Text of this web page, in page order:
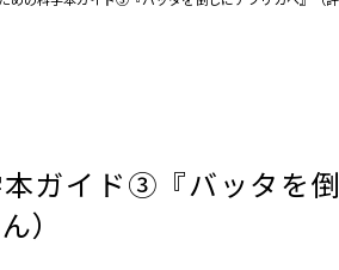
ガイド③『バッタを倒
）